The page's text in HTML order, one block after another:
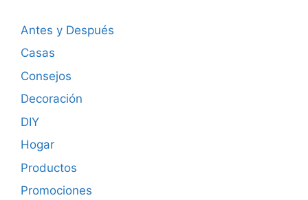
Antes y Después
Casas
Consejos
Decoración
DIY
Hogar
Productos
Promociones